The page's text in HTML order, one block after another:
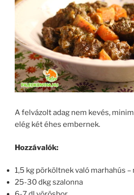
A felvázolt adag nem kevés,
elég két éhes embernek.
Hozzávalók:
1,5 kg pörköltnek való marhahús –
25-30 dkg szalonna